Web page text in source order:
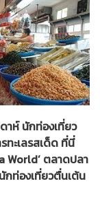
าห์ นักท่องเที่ยว
ทะเลรสเด็ด ที่นี่
World’ ตลาดปลา
กท่องเที่ยวตื่นเต้น